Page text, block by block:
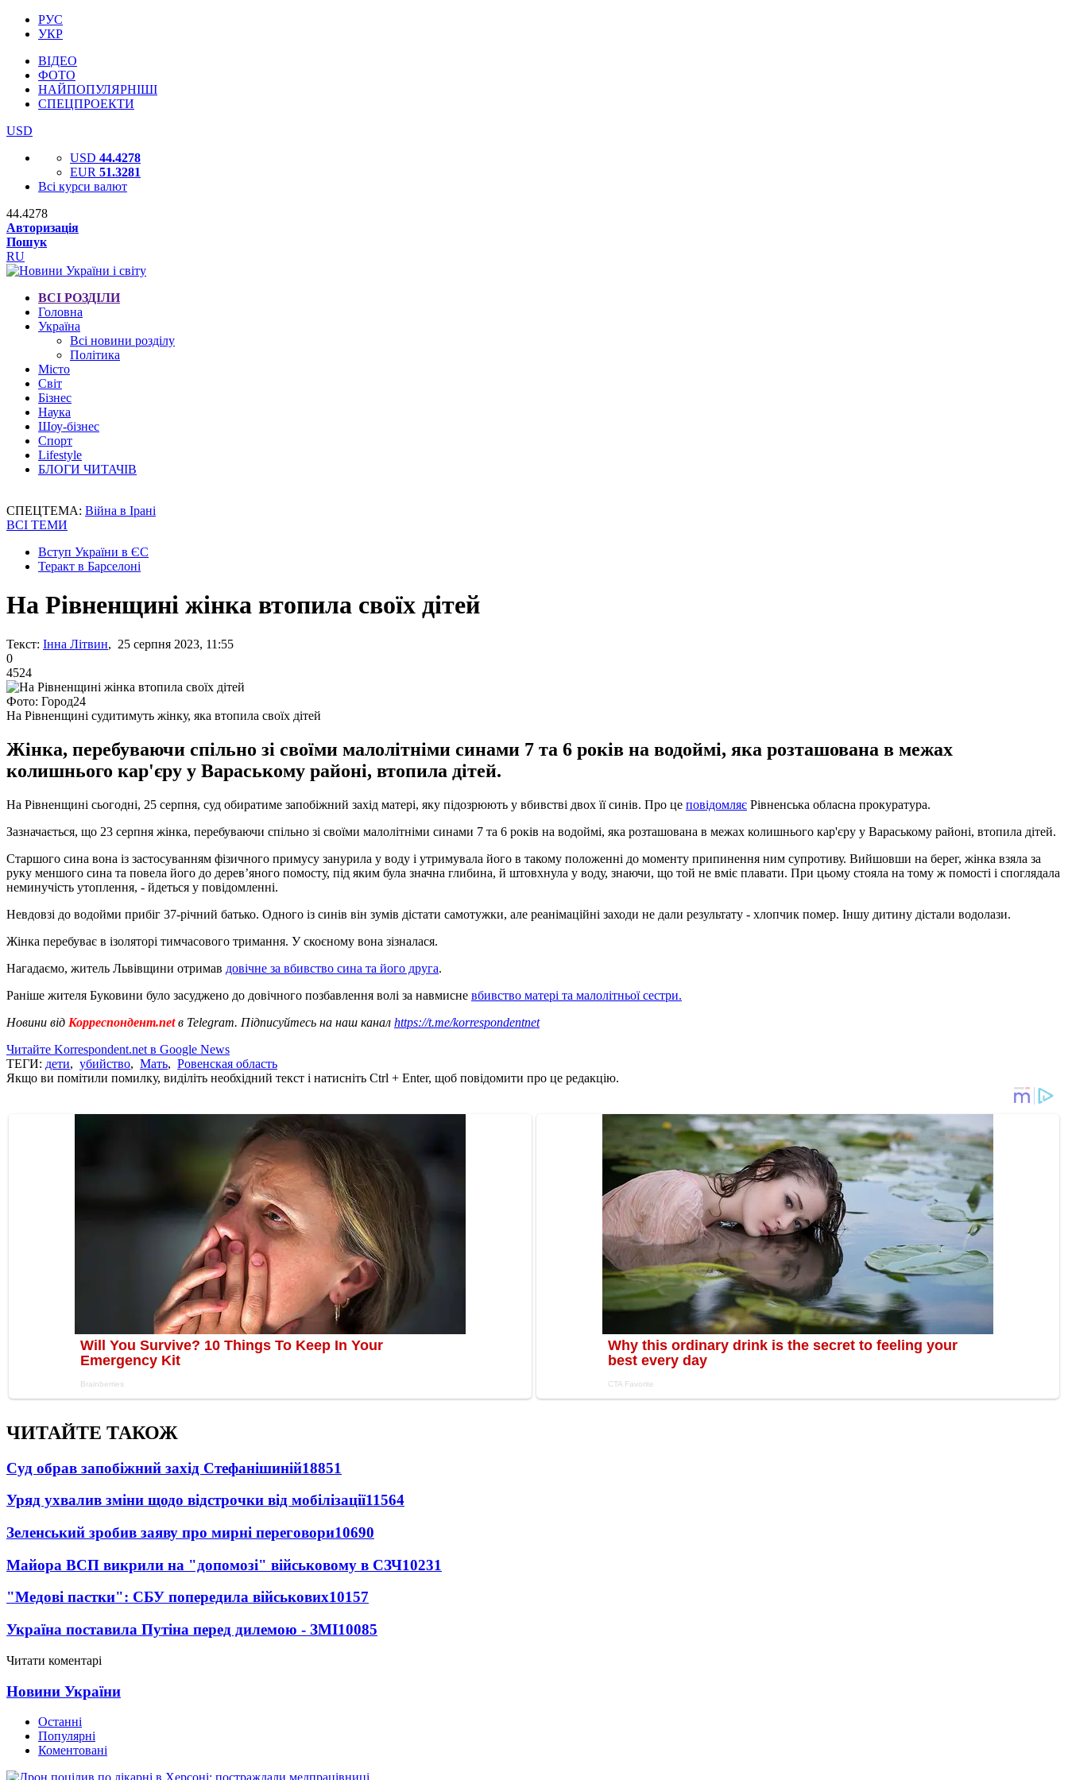
РУС
УКР
ВІДЕО
ФОТО
НАЙПОПУЛЯРНІШІ
СПЕЦПРОЕКТИ
USD
USD 44.4278
EUR 51.3281
Всі курси валют
44.4278
Авторизація
Пошук
RU
ВСІ РОЗДІЛИ
Головна
Україна
Всі новини розділу
Політика
Місто
Світ
Бізнес
Наука
Шоу-бізнес
Спорт
Lifestyle
БЛОГИ ЧИТАЧІВ
СПЕЦТЕМА: Війна в Ірані
ВСІ ТЕМИ
Вступ України в ЄС
Теракт в Барселоні
На Рівненщині жінка втопила своїх дітей
Текст: Інна Літвин, 25 серпня 2023, 11:55
0
4524
Фото: Город24
На Рівненщині судитимуть жінку, яка втопила своїх дітей
Жінка, перебуваючи спільно зі своїми малолітніми синами 7 та 6 років на водоймі, яка розташована в межах
колишнього кар'єру у Вараському районі, втопила дітей.
На Рівненщині сьогодні, 25 серпня, суд обиратиме запобіжний захід матері, яку підозрюють у вбивстві двох її синів. Про це повідомляє Рівненська обласна прокуратура.
Зазначається, що 23 серпня жінка, перебуваючи спільно зі своїми малолітніми синами 7 та 6 років на водоймі, яка розташована в межах колишнього кар'єру у Вараському районі, втопила дітей.
Старшого сина вона із застосуванням фізичного примусу занурила у воду і утримувала його в такому положенні до моменту припинення ним супротиву. Вийшовши на берег, жінка взяла за
руку меншого сина та повела його до дерев’яного помосту, під яким була значна глибина, й штовхнула у воду, знаючи, що той не вміє плавати. При цьому стояла на тому ж помості і споглядала
неминучість утоплення, - йдеться у повідомленні.
Невдовзі до водойми прибіг 37-річний батько. Одного із синів він зумів дістати самотужки, але реанімаційні заходи не дали результату - хлопчик помер. Іншу дитину дістали водолази.
Жінка перебуває в ізоляторі тимчасового тримання. У скоєному вона зізналася.
Нагадаємо, житель Львівщини отримав довічне за вбивство сина та його друга.
Раніше жителя Буковини було засуджено до довічного позбавлення волі за навмисне вбивство матері та малолітньої сестри.
Новини від Корреспондент.netв Telegram. Підписуйтесь на наш канал https://t.me/korrespondentnet
Читайте Korrespondent.net в Google News
ТЕГИ: дети, убийство, Мать, Ровенская область
Якщо ви помітили помилку, виділіть необхідний текст і натисніть Ctrl + Enter, щоб повідомити про це редакцію.
ЧИТАЙТЕ ТАКОЖ
Суд обрав запобіжний захід Стефанішиній18851
Уряд ухвалив зміни щодо відстрочки від мобілізації11564
Зеленський зробив заяву про мирні переговори10690
Майора ВСП викрили на "допомозі" військовому в СЗЧ10231
"Медові пастки": СБУ попередила військових10157
Україна поставила Путіна перед дилемою - ЗМІ10085
Читати коментарі
Новини України
Останні
Популярні
Коментовані